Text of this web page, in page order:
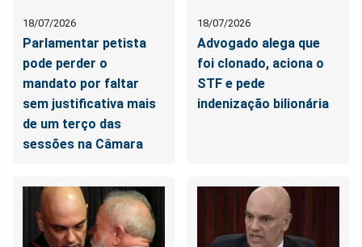
18/07/2026
Parlamentar petista
pode perder o
mandato por faltar
sem justificativa mais
de um terço das
sessões na Câmara
18/07/2026
Advogado alega que
foi clonado, aciona o
STF e pede
indenização bilionária